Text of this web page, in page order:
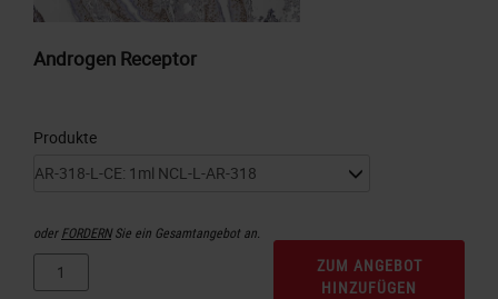
Androgen Receptor
Produkte
oderFORDERNSie ein Gesamtangebot an.
ZUM ANGEBOT
HINZUFÜGEN